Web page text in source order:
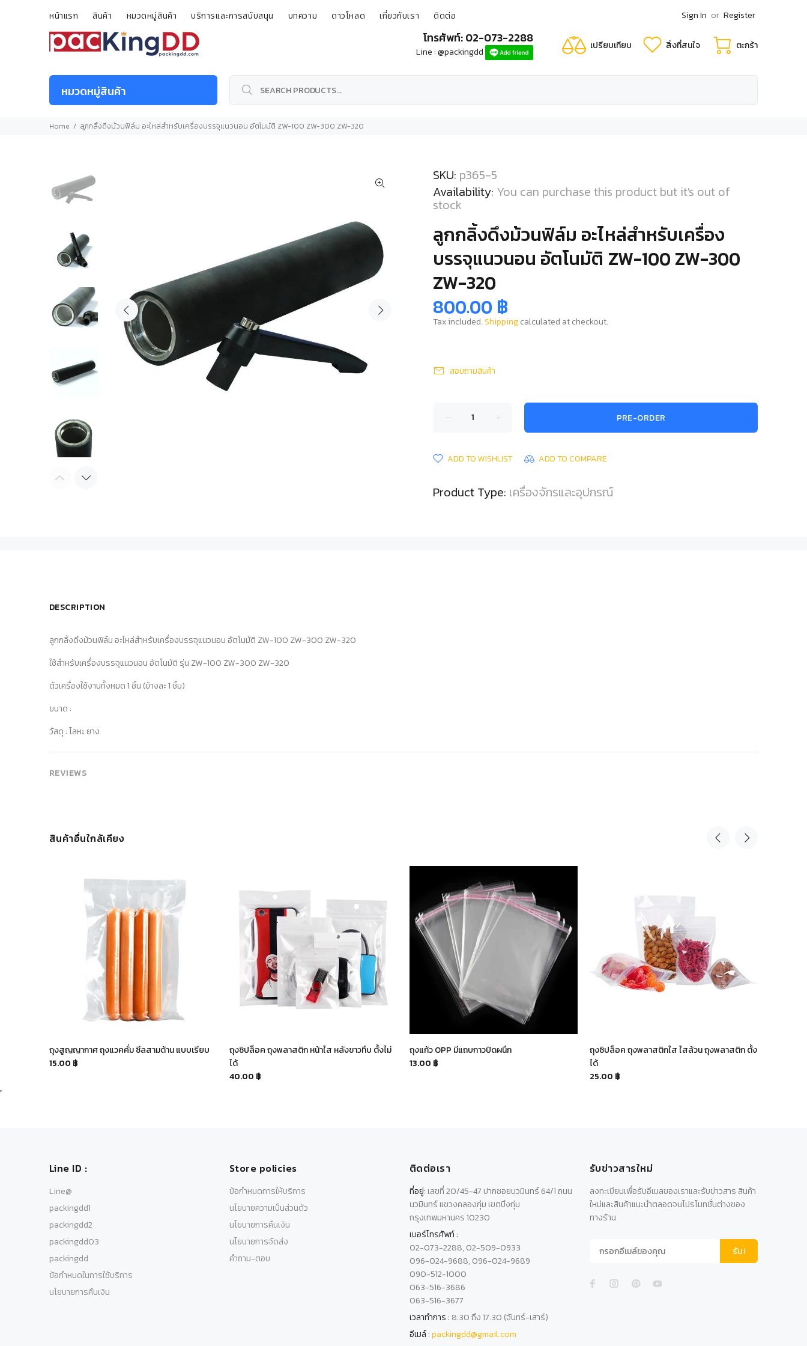
หน้าแรก สินค้า หมวดหมู่สินค้า บริการและการสนับสนุน บทความ ดาวโหลด เกี่ยวกับเรา ติดต่อ Sign In or Register
โทรศัพท์: 02-073-2288
Line : @packingdd
เปรียบเทียบ สิ่งที่สนใจ ตะกร้า
หมวดหมู่สินค้า
Home ลูกกลิ้งดึงม้วนฟิล์ม อะไหล่สำหรับเครื่องบรรจุแนวนอน อัตโนมัติ ZW-100 ZW-300 ZW-320
SKU: p365-5
Availability: You can purchase this product but it's out of
stock
ลูกกลิ้งดึงม้วนฟิล์ม อะไหล่สำหรับเครื่อง
บรรจุแนวนอน อัตโนมัติ ZW-100 ZW-300
ZW-320
800.00 ฿
Tax included.Shippingcalculated at checkout.
สอบถามสินค้า
PRE-ORDER
ADD TO WISHLIST ADD TO COMPARE
Product Type: เครื่องจักรและอุปกรณ์
DESCRIPTION
ลูกกลิ้งดึงม้วนฟิล์ม อะไหล่สำหรับเครื่องบรรจุแนวนอน อัตโนมัติ ZW-100 ZW-300 ZW-320
ใช้สำหรับเครื่องบรรจุแนวนอน อัตโนมัติ รุ่น ZW-100 ZW-300 ZW-320
ตัวเครื่องใช้งานทั้งหมด 1 ชิ้น (ข้างละ 1 ชิ้น)
ขนาด :
วัสดุ : โลหะ ยาง
REVIEWS
สินค้าอื่นใกล้เคียง
ถุงสูญญากาศ ถุงแวคคั่ม ซีลสามด้าน แบบเรียบ
15.00 ฿
ถุงซิปล็อค ถุงพลาสติก หน้าใส หลังขาวทึบ ตั้งไม่
ได้
40.00 ฿
ถุงแก้ว OPP มีแถบกาวปิดผนึก
13.00 ฿
ถุงซิปล็อค ถุงพลาสติกใส ใสล้วน ถุงพลาสติก ตั้ง
ได้
25.00 ฿
Line ID :
Line@
packingdd1
packingdd2
packingdd03
packingdd
ข้อกำหนดในการใช้บริการ
นโยบายการคืนเงิน
Store policies
ข้อกำหนดการให้บริการ
นโยบายความเป็นส่วนตัว
นโยบายการคืนเงิน
นโยบายการจัดส่ง
คำถาม-ตอบ
ติดต่อเรา
ที่อยู่: เลขที่ 20/45-47 ปากซอยนวมินทร์ 64/1 ถนน
นวมินทร์ แขวงคลองกุ่ม เขตบึงกุ่ม
กรุงเทพมหานคร 10230
เบอร์โทรศัพท์ :
02-073-2288, 02-509-0933
096-024-9688, 096-024-9689
090-512-1000
063-516-3686
063-516-3677
เวลาทำการ : 8:30 ถึง 17.30 (จันทร์-เสาร์)
อีเมล์ :packingdd@gmail.com
รับข่าวสารใหม่
ลงทะเบียนเพื่อรับอีเมลของเราและรับข่าวสาร สินค้า
ใหม่และสินค้าแนะนำตลอดจนโปรโมทชั่นต่างของ
ทางร้าน
รับ!